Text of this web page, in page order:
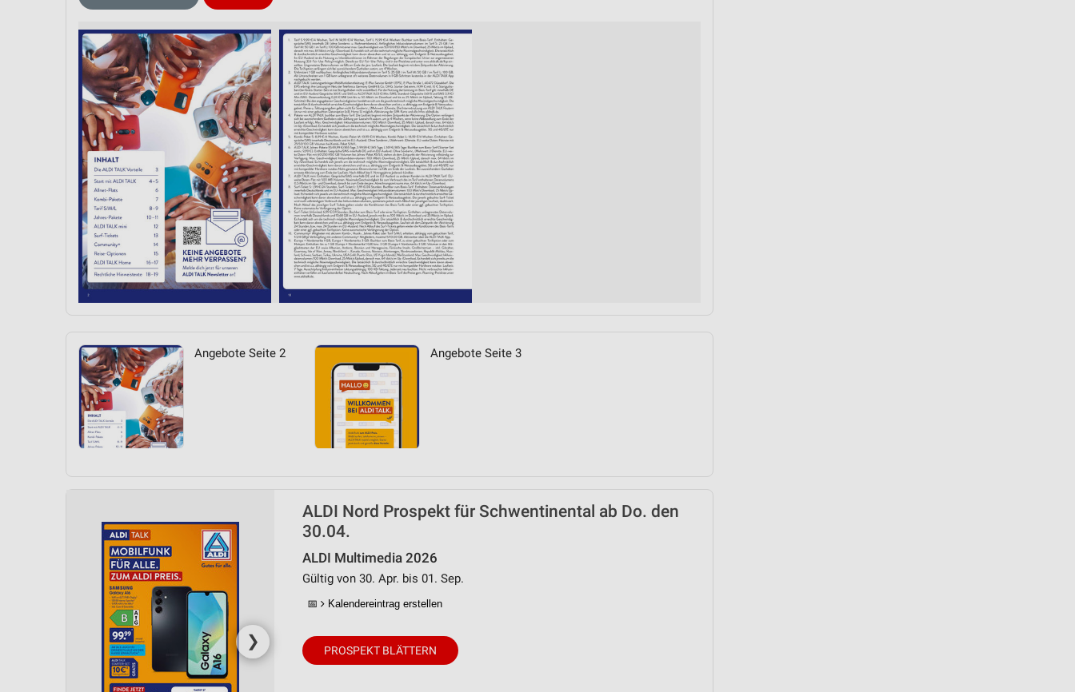
Angebote Seite 2 Angebote Seite 3
❯
ALDI Nord Prospekt für Schwentinental ab Do. den
30.04.
ALDI Multimedia 2026
Gültig von 30. Apr. bis 01. Sep.
📅 Kalendereintrag erstellen
PROSPEKT BLÄTTERN
Entwicklung und Verbesserung der Angebote
Verwendung reduzierter Daten zur Auswahl von Inhalten
IAB-Besonderheiten:
Verwendung genauer Standortdaten
Geräte anhand von aktiv angeforderten Informationen identifizieren
Nicht-IAB-Verarbeitungszwecke:
Performance